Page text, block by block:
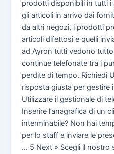
prodotti disponibili in tutti
gli articoli in arrivo dai
da altri negozi, i prodotti
articoli difettosi e quelli
ad Ayron tutti vedono
continue telefonate tra i
perdite di tempo. Richiedi
risposta giusta per gestire
Utilizzare il gestionale di
Inserire l’anagrafica di un
interminabile? Non hai
per lo staff e inviare le
… 5 Next » Scegli il nostro